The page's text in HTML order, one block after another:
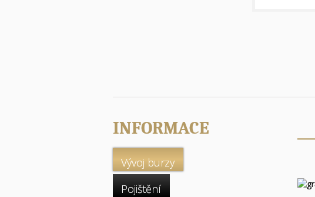
INFORMACE
Vývoj burzy
Pojištění